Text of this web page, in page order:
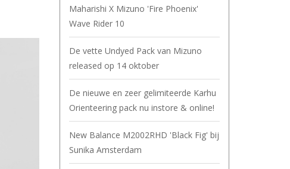
Maharishi X Mizuno 'Fire Phoenix'
Wave Rider 10
De vette Undyed Pack van Mizuno
released op 14 oktober
De nieuwe en zeer gelimiteerde Karhu
Orienteering pack nu instore & online!
New Balance M2002RHD 'Black Fig' bij
Sunika Amsterdam